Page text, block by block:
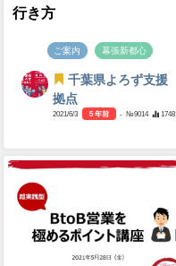
行き方
ご案内 幕張新都心
千葉県よろず支援
拠点
2021/6/3 5 年前 - №9014 1748